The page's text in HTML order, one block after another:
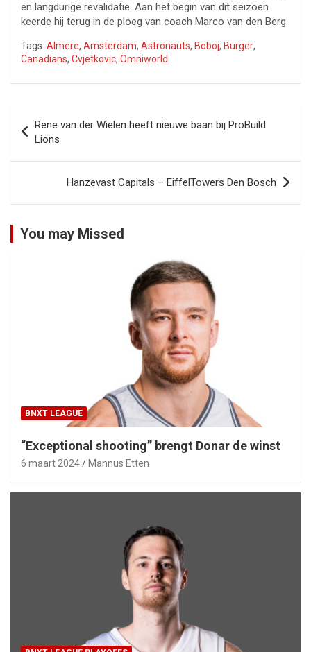
en langdurige revalidatie. Aan het begin van dit seizoen
keerde hij terug in de ploeg van coach Marco van den Berg
Tags: Almere, Amsterdam, Astronauts, Boboj, Burger,
Canadians, Cvjetkovic, Omniworld
navigatie
Rene van der Wielen heeft nieuwe baan bij ProBuild
Lions
Hanzevast Capitals – EiffelTowers Den Bosch
You may Missed
BNXT LEAGUE
“Exceptional shooting” brengt Donar de winst
6 maart 2024 Mannus Etten